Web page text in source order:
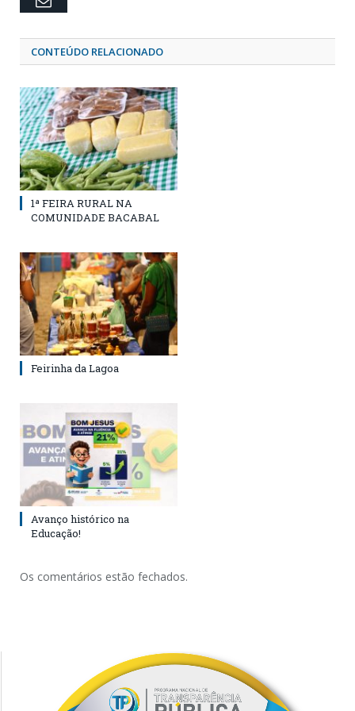
CONTEÚDO RELACIONADO
1ª FEIRA RURAL NA
COMUNIDADE BACABAL
Feirinha da Lagoa
Avanço histórico na
Educação!
Os comentários estão fechados.